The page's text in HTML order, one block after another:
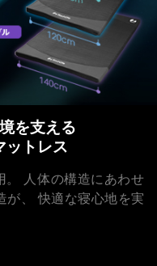
を支える
ットレス
人体の構造にあわせ
、
快適な寝心地を実